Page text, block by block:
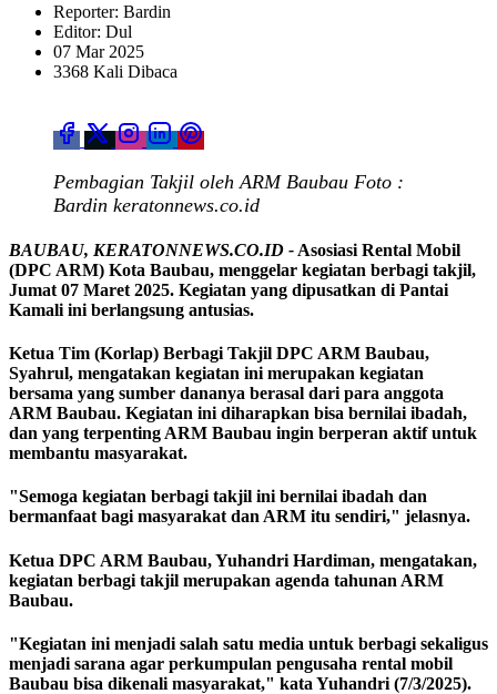
Reporter: Bardin
Editor: Dul
07 Mar 2025
3368 Kali Dibaca
Pembagian Takjil oleh ARM Baubau Foto :
Bardin keratonnews.co.id
BAUBAU, KERATONNEWS.CO.ID - Asosiasi Rental Mobil
(DPC ARM) Kota Baubau, menggelar kegiatan berbagi takjil,
Jumat 07 Maret 2025. Kegiatan yang dipusatkan di Pantai
Kamali ini berlangsung antusias.
Ketua Tim (Korlap) Berbagi Takjil DPC ARM Baubau,
Syahrul, mengatakan kegiatan ini merupakan kegiatan
bersama yang sumber dananya berasal dari para anggota
ARM Baubau. Kegiatan ini diharapkan bisa bernilai ibadah,
dan yang terpenting ARM Baubau ingin berperan aktif untuk
membantu masyarakat.
"Semoga kegiatan berbagi takjil ini bernilai ibadah dan
bermanfaat bagi masyarakat dan ARM itu sendiri," jelasnya.
Ketua DPC ARM Baubau, Yuhandri Hardiman, mengatakan,
kegiatan berbagi takjil merupakan agenda tahunan ARM
Baubau.
"Kegiatan ini menjadi salah satu media untuk berbagi sekaligus
menjadi sarana agar perkumpulan pengusaha rental mobil
Baubau bisa dikenali masyarakat," kata Yuhandri (7/3/2025).